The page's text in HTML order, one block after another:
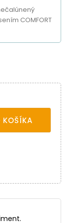
COMFORT
KOŠÍKA